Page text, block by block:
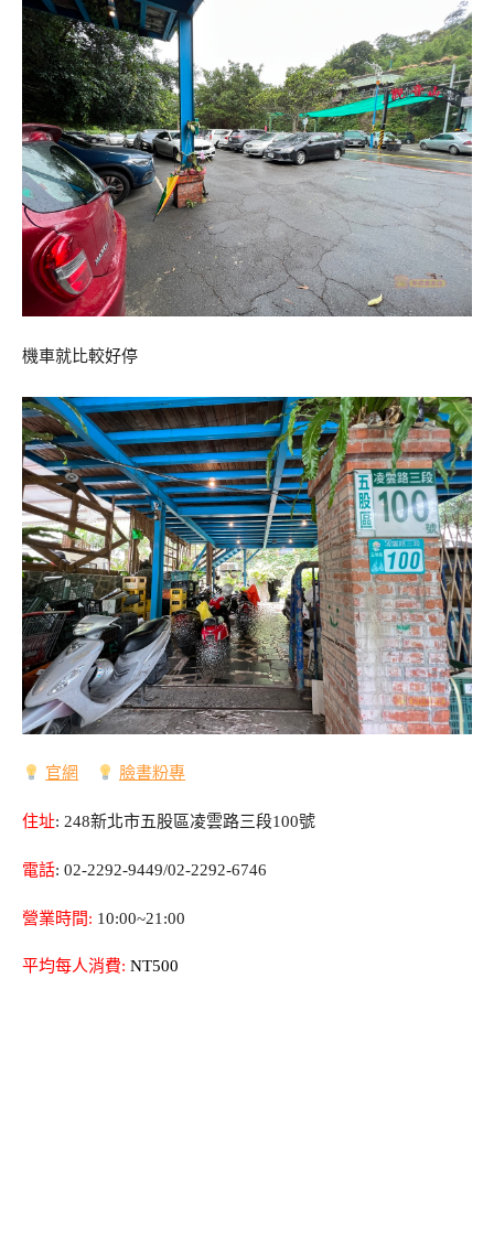
機車就比較好停
官網 臉書粉專
住址: 248新北市五股區凌雲路三段100號
電話: 02-2292-9449/02-2292-6746
營業時間: 10:00~21:00
平均每人消費: NT500